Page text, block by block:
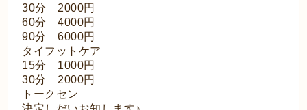
30分 2000円
60分 4000円
90分 6000円
タイフットケア
15分 1000円
30分 2000円
トークセン